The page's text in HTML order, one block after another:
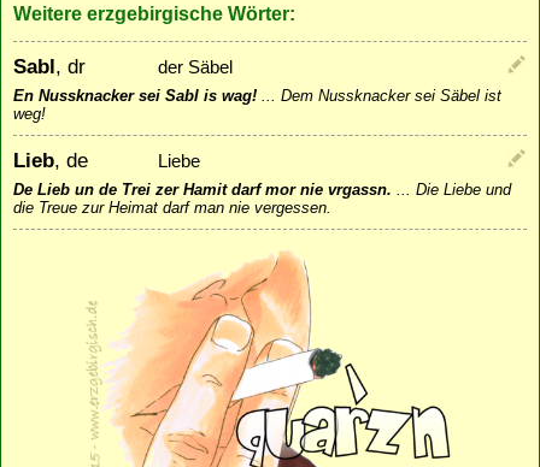
Weitere erzgebirgische Wörter:
Sabl, dr der Säbel
En Nussknacker sei Sabl is wag! ... Dem Nussknacker sei Säbel ist
weg!
Lieb, de Liebe
De Lieb un de Trei zer Hamit darf mor nie vrgassn. ... Die Liebe und
die Treue zur Heimat darf man nie vergessen.